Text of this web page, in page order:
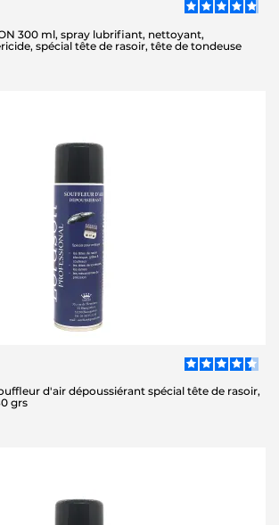
300 ml, spray lubrifiant, nettoyant,
spécial tête de rasoir, tête de tondeuse
d'air dépoussiérant spécial tête de rasoir,
grs